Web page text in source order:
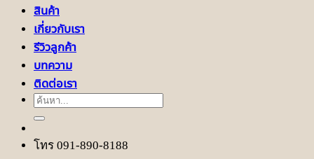
สินค้า
เกี่ยวกับเรา
รีวิวลูกค้า
บทความ
ติดต่อเรา
ค้นหา:
โทร 091-890-8188